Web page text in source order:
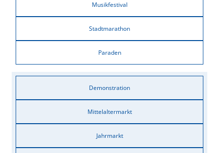
Musikfestival
Stadtmarathon
Paraden
Demonstration
Mittelaltermarkt
Jahrmarkt